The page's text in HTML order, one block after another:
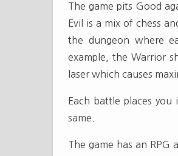
The game pits Good
Evil is a mix of chess
the dungeon where
example, the Warrior
laser which causes
Each battle places
same.
The game has an